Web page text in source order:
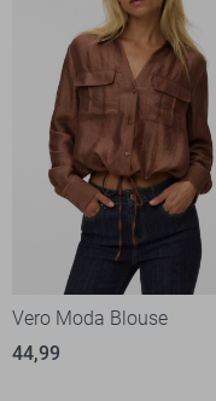
Vero Moda Blouse
44,99